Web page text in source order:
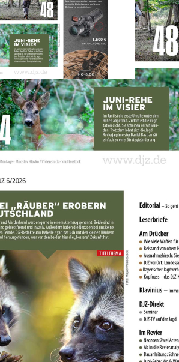
JAGDZEITUNG Ausgabe
interessante Artikel über z.B.
Hegeabschluss
besser als Ihr Ruf
unschlagbar
führt zum Jagderfolg
,schneller ,Scherenleiter
auf www.pareyshop.de finden Sie
Digital Abo Ihre gekaufte E-Paper
die Seite Jagdpresse bzw. Angelpresse
App Jagdpresse bzw. Angelpresse in
herunter. Dort melden Sie sich nach
auf www.pareyshop.de mit Ihren
Im Rahmen der EU-Verordnung sind
über den verantwortlichen
Dieser ist für die Einhaltung der
Produkten verantwortlich.
gemäß EU-Verordnung: